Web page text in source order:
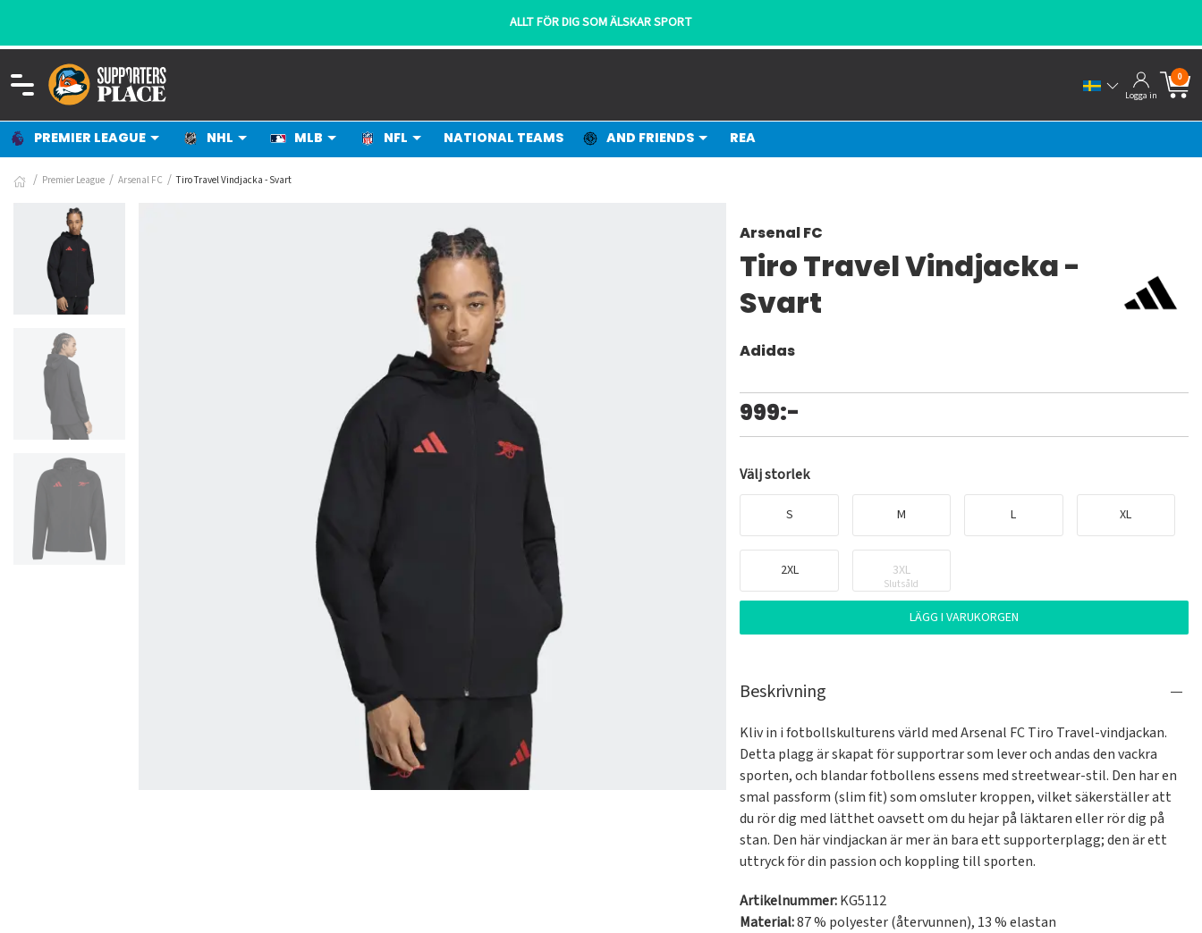
ALLT FÖR DIG SOM ÄLSKAR SPORT
Logga in
0
PREMIER LEAGUE NHL MLB NFL NATIONAL TEAMS AND FRIENDS REA
Premier League Arsenal FC Tiro Travel Vindjacka - Svart
Arsenal FC
Tiro Travel Vindjacka -
Svart
Adidas
999:-
Välj storlek
S M L XL
2XL 3XL
Slutsåld
LÄGG I VARUKORGEN
Beskrivning
Kliv in i fotbollskulturens värld med Arsenal FC Tiro Travel-vindjackan.
Detta plagg är skapat för supportrar som lever och andas den vackra
sporten, och blandar fotbollens essens med streetwear-stil. Den har en
smal passform (slim fit) som omsluter kroppen, vilket säkerställer att
du rör dig med lätthet oavsett om du hejar på läktaren eller rör dig på
stan. Den här vindjackan är mer än bara ett supporterplagg; den är ett
uttryck för din passion och koppling till sporten.
Artikelnummer:KG5112
Material:87 % polyester (återvunnen), 13 % elastan